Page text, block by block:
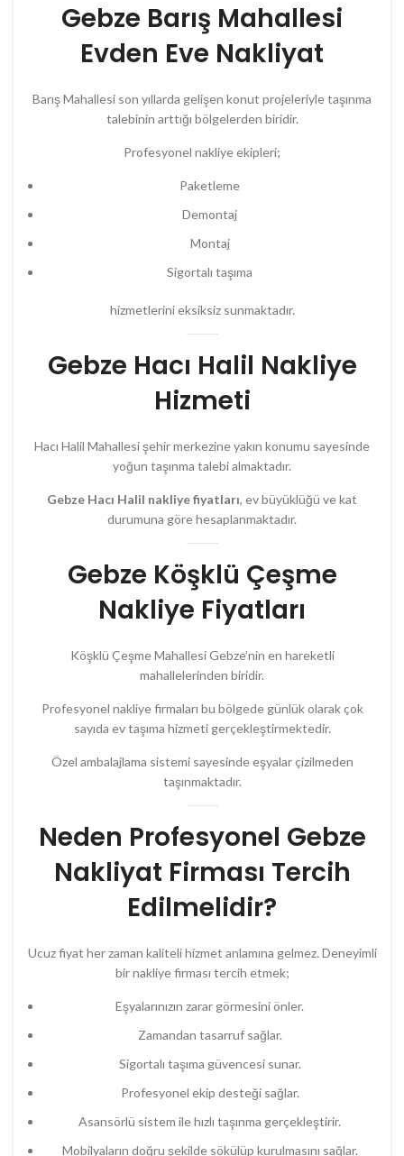
Gebze Barış Mahallesi
Evden Eve Nakliyat
Barış Mahallesi son yıllarda gelişen konut projeleriyle taşınma
talebinin arttığı bölgelerden biridir.
Profesyonel nakliye ekipleri;
Paketleme
Demontaj
Montaj
Sigortalı taşıma
hizmetlerini eksiksiz sunmaktadır.
Gebze Hacı Halil Nakliye
Hizmeti
Hacı Halil Mahallesi şehir merkezine yakın konumu sayesinde
yoğun taşınma talebi almaktadır.
Gebze Hacı Halil nakliye fiyatları, ev büyüklüğü ve kat
durumuna göre hesaplanmaktadır.
Gebze Köşklü Çeşme
Nakliye Fiyatları
Köşklü Çeşme Mahallesi Gebze’nin en hareketli
mahallelerinden biridir.
Profesyonel nakliye firmaları bu bölgede günlük olarak çok
sayıda ev taşıma hizmeti gerçekleştirmektedir.
Özel ambalajlama sistemi sayesinde eşyalar çizilmeden
taşınmaktadır.
Neden Profesyonel Gebze
Nakliyat Firması Tercih
Edilmelidir?
Ucuz fiyat her zaman kaliteli hizmet anlamına gelmez. Deneyimli
bir nakliye firması tercih etmek;
Eşyalarınızın zarar görmesini önler.
Zamandan tasarruf sağlar.
Sigortalı taşıma güvencesi sunar.
Profesyonel ekip desteği sağlar.
Asansörlü sistem ile hızlı taşınma gerçekleştirir.
Mobilyaların doğru şekilde sökülüp kurulmasını sağlar.